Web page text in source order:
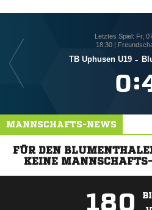
Letztes Spiel: Fr,
18:30 |
TB Uphusen U19 -
:
MANNSCHAFTS-NEWS
FÜR DEN
KEINE
180